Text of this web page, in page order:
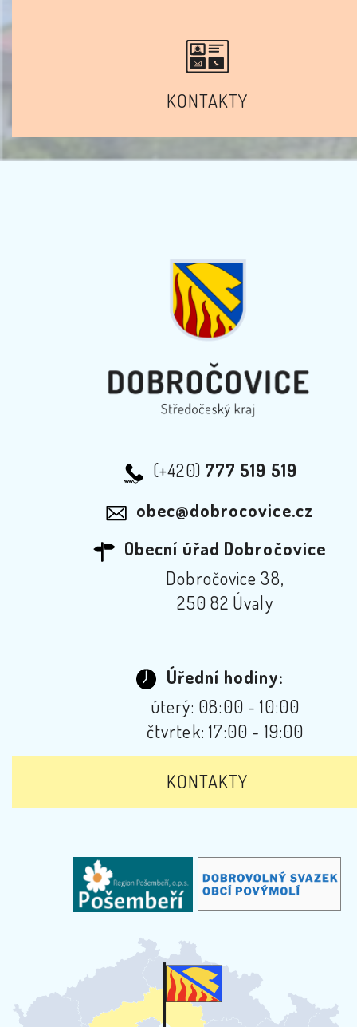
KONTAKTY
(+420) 777 519 519
obec@dobrocovice.cz
Obecní úřad Dobročovice
Dobročovice 38,
250 82 Úvaly
Úřední hodiny:
úterý: 08:00 - 10:00
čtvrtek: 17:00 - 19:00
KONTAKTY